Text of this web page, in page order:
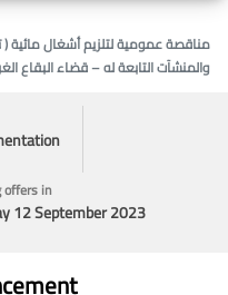
مناقصة عمومية لتلزيم أشغال مائية
والمنشآت التابعة له – قضاء البقاع
offers in
12 September 2023